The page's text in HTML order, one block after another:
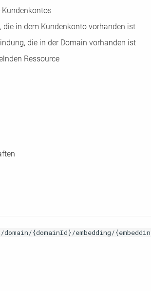
Kundenkontos
die in dem Kundenkonto vorhanden ist
die in der Domain vorhanden ist
Ressource
{domainId}/embedding/